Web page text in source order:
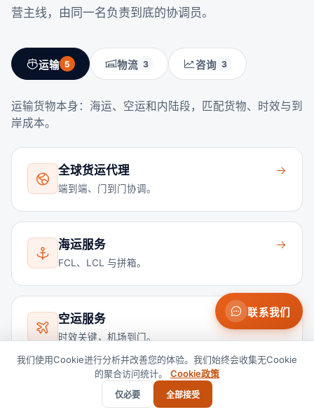
营主线，由同一名负责到底的协调员。
运输 5 物流 3 咨询 3
运输货物本身：海运、空运和内陆段，匹配货物、时效与到
岸成本。
全球货运代理
端到端、门到门协调。
海运服务
FCL、LCL 与拼箱。
空运服务
时效关键，机场到门。
陆运与拖车
FTL、LTL 与港口拖车。
联系我们
我们使用Cookie进行分析并改善您的体验。我们始终会收集无Cookie
的聚合访问统计。 Cookie政策
仅必要 全部接受